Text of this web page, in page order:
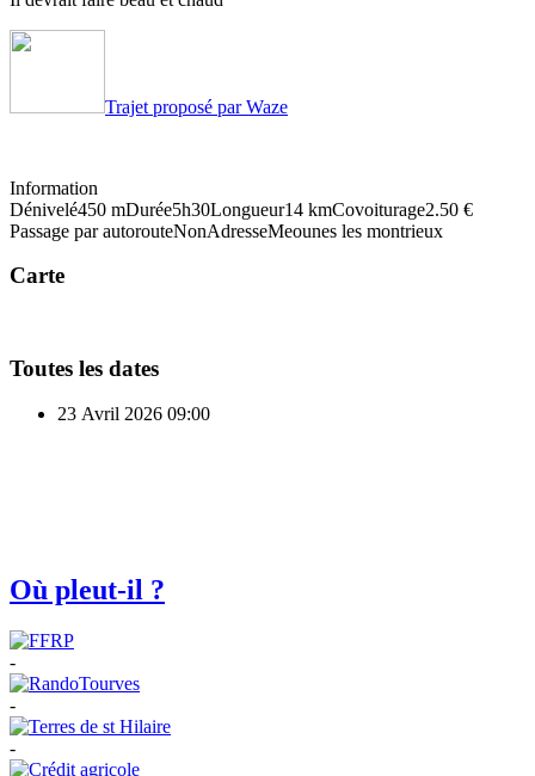
Trajet proposé par Waze
Information
Dénivelé450 mDurée5h30Longueur14 kmCovoiturage2.50 €
Passage par autorouteNonAdresseMeounes les montrieux
Carte
Toutes les dates
23 Avril 2026 09:00
Où pleut-il ?
-
-
-